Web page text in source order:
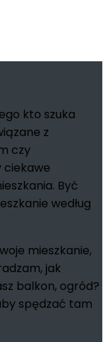
kto szuka
z
czy
ciekawe
Być
według
mieszkanie,
jak
balkon, ogród?
spędzać tam